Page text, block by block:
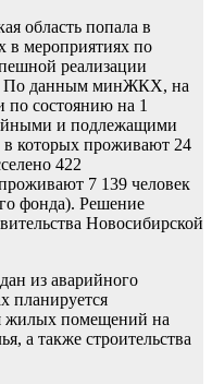
область попала в
в мероприятиях по
реализации
По данным минЖКХ, на
по состоянию на 1
и подлежащими
в которых проживают 24
422
7 139 человек
фонда). Решение
Новосибирской
из аварийного
планируется
жилых помещений на
а также строительства